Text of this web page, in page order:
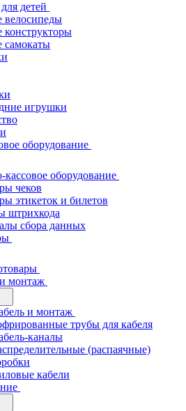
детей
велосипеды
конструкторы
самокаты
игрушки
оборудование
кассовое оборудование
чеков
этикеток и билетов
штрихкода
сбора данных
монтаж
и монтаж
трубы для кабеля
каналы
(распаячные)
кабели